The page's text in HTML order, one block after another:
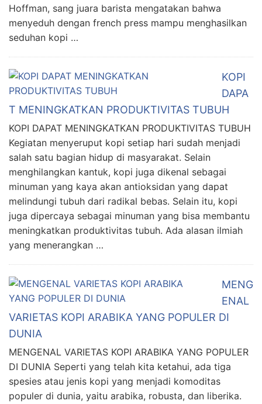
Hoffman, sang juara barista mengatakan bahwa
menyeduh dengan french press mampu menghasilkan
seduhan kopi …
KOPI
DAPA
T MENINGKATKAN PRODUKTIVITAS TUBUH
KOPI DAPAT MENINGKATKAN PRODUKTIVITAS TUBUH
Kegiatan menyeruput kopi setiap hari sudah menjadi
salah satu bagian hidup di masyarakat. Selain
menghilangkan kantuk, kopi juga dikenal sebagai
minuman yang kaya akan antioksidan yang dapat
melindungi tubuh dari radikal bebas. Selain itu, kopi
juga dipercaya sebagai minuman yang bisa membantu
meningkatkan produktivitas tubuh. Ada alasan ilmiah
yang menerangkan …
MENG
ENAL
VARIETAS KOPI ARABIKA YANG POPULER DI
DUNIA
MENGENAL VARIETAS KOPI ARABIKA YANG POPULER
DI DUNIA Seperti yang telah kita ketahui, ada tiga
spesies atau jenis kopi yang menjadi komoditas
populer di dunia, yaitu arabika, robusta, dan liberika.